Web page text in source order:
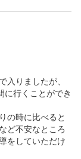
入りましたが、
に行くことができ
の時に比べると
ど不安なところ
をしていただけ